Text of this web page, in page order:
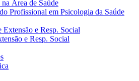
Área de Saúde
Profissional em Psicologia da Saúde
Extensão e Resp. Social
e Resp. Social